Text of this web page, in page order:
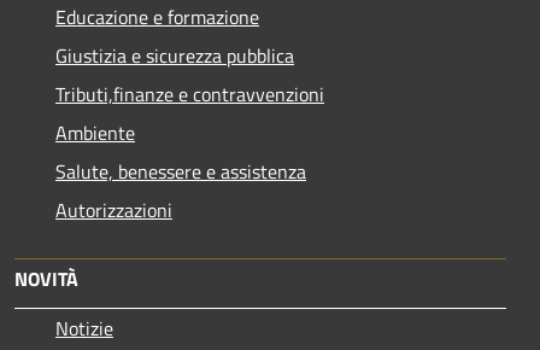
Educazione e formazione
Giustizia e sicurezza pubblica
Tributi,finanze e contravvenzioni
Ambiente
Salute, benessere e assistenza
Autorizzazioni
NOVITÀ
Notizie